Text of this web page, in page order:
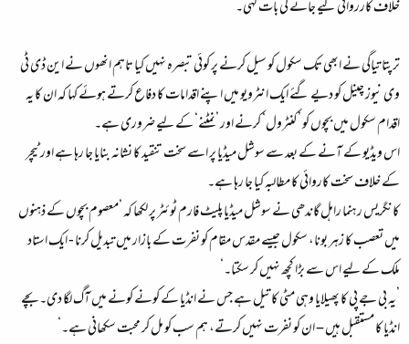
خلاف کارروائی کیے جانے کی بات کہی۔
ترپتا تیاگی نے ابھی تک سکول کو سیل کرنے پر کوئی تبصرہ نہیں کیا تاہم انھوں نے این ڈی ٹی
وی نیوز چینل کو دیے گئے ایک انٹرویو میں اپنے اقدامات کا دفاع کرتے ہوئے کہا کہ ان کا یہ
اقدام سکول میں بچوں کو ’کنٹرول‘ کرنے اور ’نمٹنے‘ کے لیے ضروری ہے۔
اس ویڈیو کے آنے کے بعد سے سوشل میڈیا پر اسے سخت تنقید کا نشانہ بنایا جا رہا ہے اور ٹیچر
کے خلاف سخت کاروائی کا مطالبہ کیا جا رہا ہے۔
کانگریس رہنما راہل گاندھی نے سوشل میڈیا پلیٹ فارم ٹوئٹر پر لکھا کہ ’معصوم بچوں کے ذہنوں
میں تعصب کا زہر بونا، سکول جیسے مقدس مقام کو نفرت کے بازار میں تبدیل کرنا - ایک استاد
ملک کے لیے اس سے بڑا کچھ نہیں کر سکتا۔‘
’یہ بی جے پی کا پھیلایا وہی مٹی کا تیل ہے جس نے انڈیا کے کونے کونے میں آگ لگا دی۔ بچے
انڈیا کا مستقبل ہیں – ان کو نفرت نہیں کرتے، ہم سب کو مل کر محبت سکھانی ہے۔‘